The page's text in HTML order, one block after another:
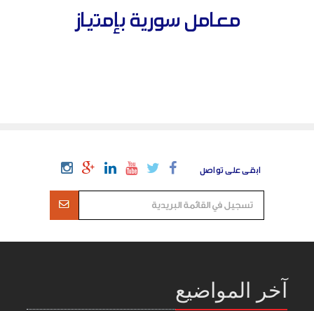
معامل سورية بإمتياز
ابقى على تواصل
آخر المواضيع